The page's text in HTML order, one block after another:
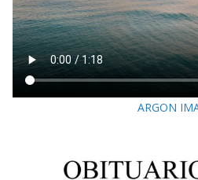
ARGON